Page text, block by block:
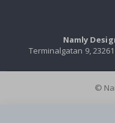
Namly
Terminalgatan 9,
©